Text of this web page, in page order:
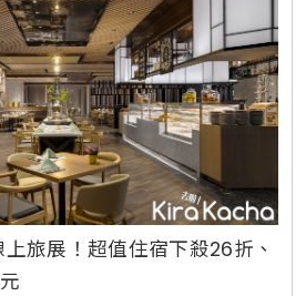
成人享會員價999元。
旅展！超值住宿下殺26折、